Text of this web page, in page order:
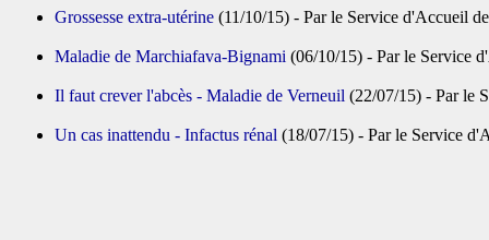
Grossesse extra-utérine (11/10/15) - Par le Service d'Accueil
Maladie de Marchiafava-Bignami (06/10/15) - Par le Service
Il faut crever l'abcès - Maladie de Verneuil (22/07/15) - Par le
Un cas inattendu - Infactus rénal (18/07/15) - Par le Service